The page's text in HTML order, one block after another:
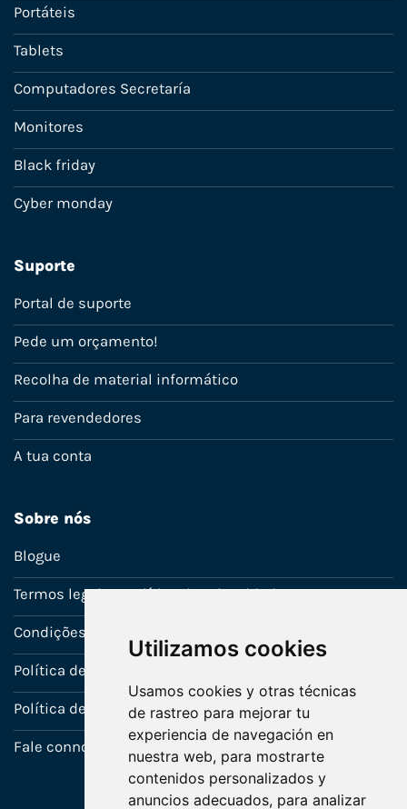
Utilizamos cookies
Usamos cookies y otras técnicas
de rastreo para mejorar tu
experiencia de navegación en
nuestra web, para mostrarte
contenidos personalizados y
anuncios adecuados, para analizar
Portáteis
Tablets
Computadores Secretaría
Monitores
Black friday
Cyber monday
Suporte
Portal de suporte
Pede um orçamento!
Recolha de material informático
Para revendedores
A tua conta
Sobre nós
Blogue
Termos legais e política de privacidade
Condições de venda
Política de Garantia
Política de utilização de cookies
Fale connosco